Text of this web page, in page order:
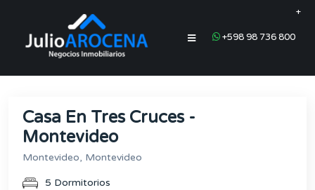
+598 98 736 800
+
Casa En Tres Cruces -
Montevideo
Montevideo, Montevideo
5 Dormitorios